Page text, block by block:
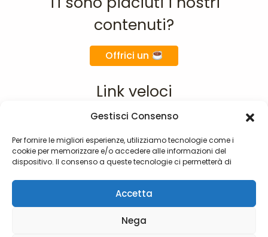
Gestisci Consenso
Per fornire le migliori esperienze, utilizziamo tecnologie come i
cookie per memorizzare e/o accedere alle informazioni del
dispositivo. Il consenso a queste tecnologie ci permetterà di
su questo sito. Non acconsentire o ritirare il consenso può influire
negativamente su alcune caratteristiche e funzioni.
Accetta
Nega
Link veloci
Home
Chi siamo
Materie
contenuti?
Offrici un